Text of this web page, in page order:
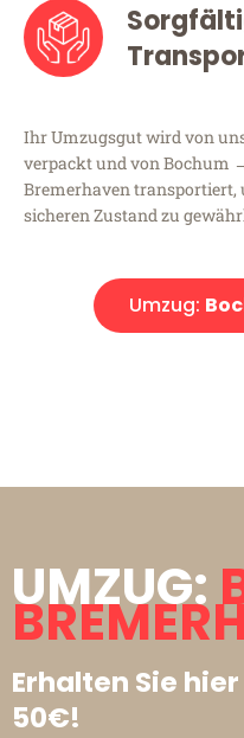
Ihr Umzugsgut wird von
verpackt und von Bochum
Bremerhaven transportiert,
sicheren Zustand zu
Umzug:
UMZUG:
Erhalten Sie
50€!